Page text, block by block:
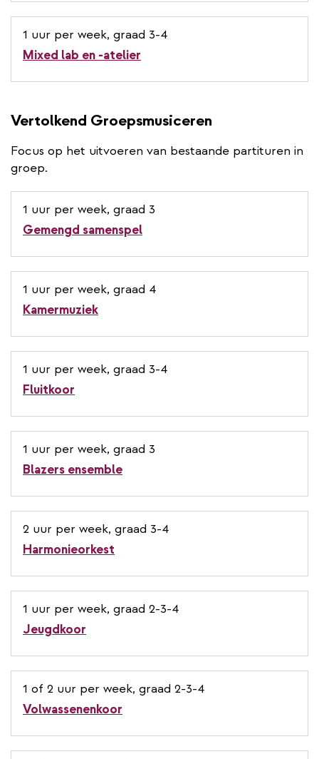
1 uur per week, graad 3-4
Mixed lab en -atelier
Vertolkend Groepsmusiceren
Focus op het uitvoeren van bestaande partituren in
groep.
1 uur per week, graad 3
Gemengd samenspel
1 uur per week, graad 4
Kamermuziek
1 uur per week, graad 3-4
Fluitkoor
1 uur per week, graad 3
Blazers ensemble
2 uur per week, graad 3-4
Harmonieorkest
1 uur per week, graad 2-3-4
Jeugdkoor
1 of 2 uur per week, graad 2-3-4
Volwassenenkoor